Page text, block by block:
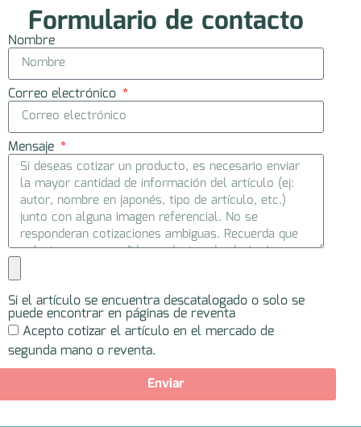
Formulario de contacto
Nombre
Correo electrónico
Mensaje
Si el artículo se encuentra descatalogado o solo se
puede encontrar en páginas de reventa
Acepto cotizar el artículo en el mercado de
segunda mano o reventa.
Enviar